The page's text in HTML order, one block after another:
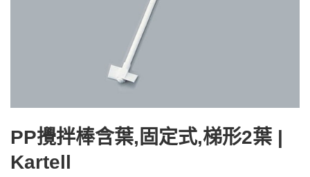
PP攪拌棒含葉,固定式,梯形2葉 |
Kartell